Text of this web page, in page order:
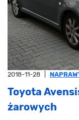
2018-11-28
Toyota
żarowych